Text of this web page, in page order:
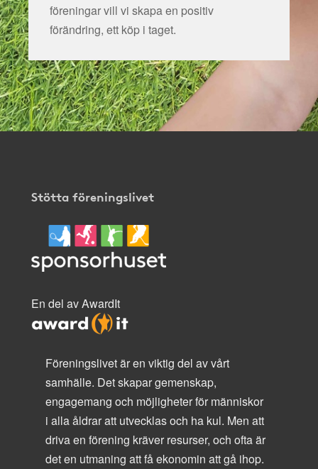
föreningar vill vi skapa en positiv
förändring, ett köp i taget.
Stötta föreningslivet
En del av AwardIt
Föreningslivet är en viktig del av vårt
samhälle. Det skapar gemenskap,
engagemang och möjligheter för människor
i alla åldrar att utvecklas och ha kul. Men att
driva en förening kräver resurser, och ofta är
det en utmaning att få ekonomin att gå ihop.